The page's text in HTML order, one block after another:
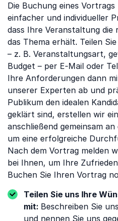
Die Buchung eines
einfacher und individueller
dass Ihre Veranstaltung
das Thema erhält. Teilen
– z. B. Veranstaltungsart,
Budget – per E-Mail oder
Ihre Anforderungen dann
unserer Experten ab und
Publikum den idealen
geklärt sind, erstellen wir
anschließend gemeinsam
um eine erfolgreiche
Nach dem Vortrag melden
bei Ihnen, um Ihre
Buchen Sie Ihren Vortrag
Teilen Sie uns Ihre
mit: Beschreiben Sie
und nennen Sie uns